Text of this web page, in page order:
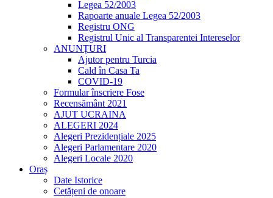
Legea 52/2003
Rapoarte anuale Legea 52/2003
Registru ONG
Registrul Unic al Transparentei Intereselor
ANUNȚURI
Ajutor pentru Turcia
Cald în Casa Ta
COVID-19
Formular înscriere Fose
Recensământ 2021
AJUT UCRAINA
ALEGERI 2024
Alegeri Prezidențiale 2025
Alegeri Parlamentare 2020
Alegeri Locale 2020
Oraș
Date Istorice
Cetățeni de onoare